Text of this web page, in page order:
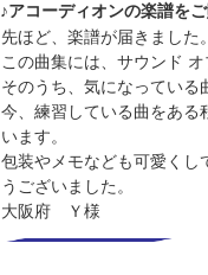
♪アコーディオンの楽譜を
先ほど、楽譜が届きました
この曲集には、サウンド
そのうち、気になっている
今、練習している曲をある
います。
包装やメモなども可愛くし
うございました。
大阪府 Ｙ様